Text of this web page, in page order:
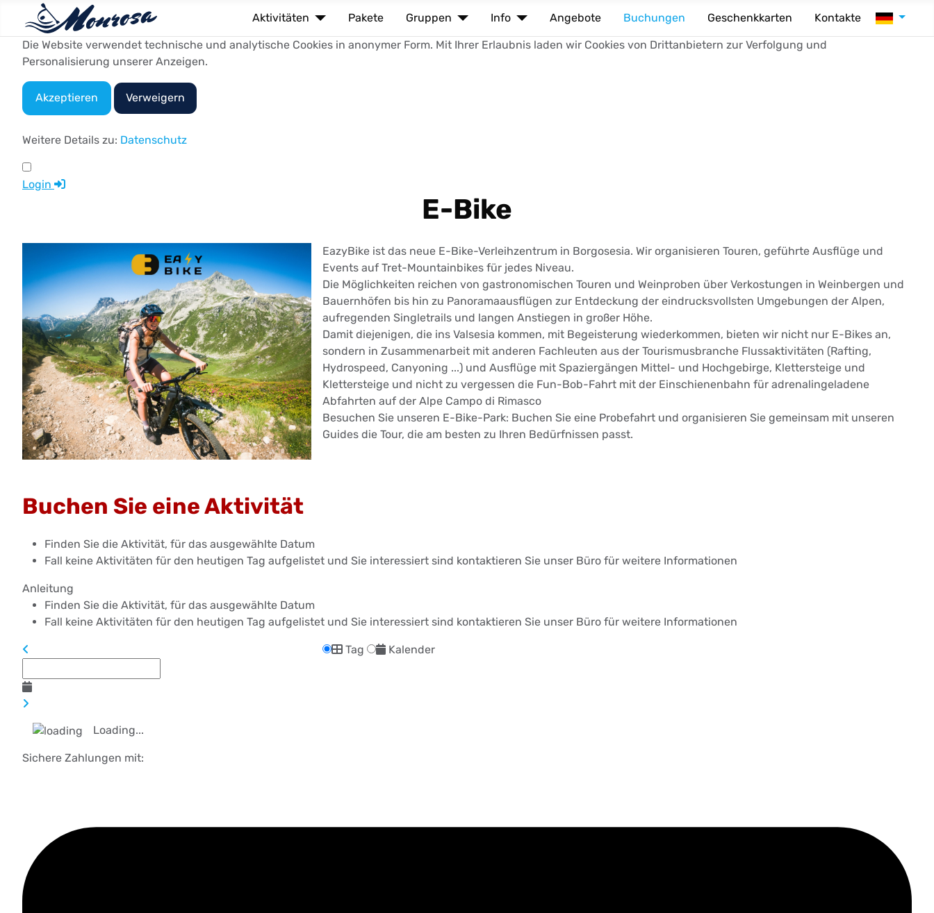
Aktivitäten Pakete Gruppen Info Angebote Buchungen Geschenkkarten Kontakte Sprache
Die Website verwendet technische und analytische Cookies in anonymer Form. Mit Ihrer Erlaubnis laden wir Cookies von Drittanbietern zur Verfolgung und
Personalisierung unserer Anzeigen.
Akzeptieren Verweigern
Weitere Details zu: Datenschutz
Login
E-Bike
EazyBike ist das neue E-Bike-Verleihzentrum in Borgosesia. Wir organisieren Touren, geführte Ausflüge und
Events auf Tret-Mountainbikes für jedes Niveau.
Die Möglichkeiten reichen von gastronomischen Touren und Weinproben über Verkostungen in Weinbergen und
Bauernhöfen bis hin zu Panoramaausflügen zur Entdeckung der eindrucksvollsten Umgebungen der Alpen,
aufregenden Singletrails und langen Anstiegen in großer Höhe.
Damit diejenigen, die ins Valsesia kommen, mit Begeisterung wiederkommen, bieten wir nicht nur E-Bikes an,
sondern in Zusammenarbeit mit anderen Fachleuten aus der Tourismusbranche Flussaktivitäten (Rafting,
Hydrospeed, Canyoning ...) und Ausflüge mit Spaziergängen Mittel- und Hochgebirge, Klettersteige und
Klettersteige und nicht zu vergessen die Fun-Bob-Fahrt mit der Einschienenbahn für adrenalingeladene
Abfahrten auf der Alpe Campo di Rimasco
Besuchen Sie unseren E-Bike-Park: Buchen Sie eine Probefahrt und organisieren Sie gemeinsam mit unseren
Guides die Tour, die am besten zu Ihren Bedürfnissen passt.
Buchen Sie eine Aktivität
Finden Sie die Aktivität, für das ausgewählte Datum
Fall keine Aktivitäten für den heutigen Tag aufgelistet und Sie interessiert sind kontaktieren Sie unser Büro für weitere Informationen
Anleitung
Finden Sie die Aktivität, für das ausgewählte Datum
Fall keine Aktivitäten für den heutigen Tag aufgelistet und Sie interessiert sind kontaktieren Sie unser Büro für weitere Informationen
Tag Kalender
Loading...
Sichere Zahlungen mit: